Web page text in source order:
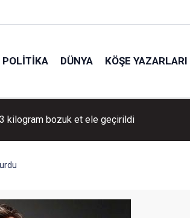
POLITIKA DÜNYA KÖŞE YAZARLARI
kilogram bozuk et ele geçirildi